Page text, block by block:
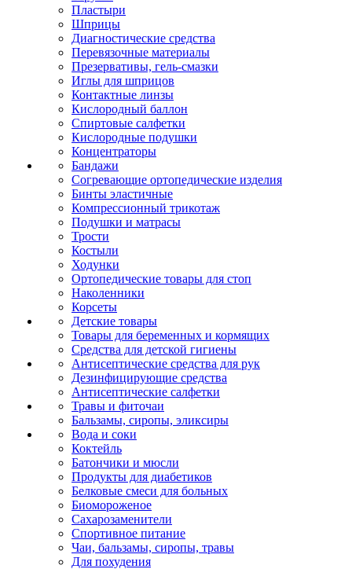
Пластыри
Шприцы
Диагностические средства
Перевязочные материалы
Презервативы, гель-смазки
Иглы для шприцов
Контактные линзы
Кислородный баллон
Спиртовые салфетки
Кислородные подушки
Концентраторы
Бандажи
Согревающие ортопедические изделия
Бинты эластичные
Компрессионный трикотаж
Подушки и матрасы
Трости
Костыли
Ходунки
Ортопедические товары для стоп
Наколенники
Корсеты
Детские товары
Товары для беременных и кормящих
Средства для детской гигиены
Антисептические средства для рук
Дезинфицирующие средства
Антисептические салфетки
Травы и фиточаи
Бальзамы, сиропы, эликсиры
Вода и соки
Коктейль
Батончики и мюсли
Продукты для диабетиков
Белковые смеси для больных
Биомороженое
Сахарозаменители
Спортивное питание
Чаи, бальзамы, сиропы, травы
Для похудения